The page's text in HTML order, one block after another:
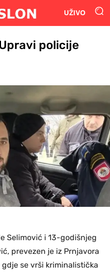
UŽIVO
policije
Selimović i 13-godišnjeg
prevezen je iz Prnjavora
se vrši kriminalistička